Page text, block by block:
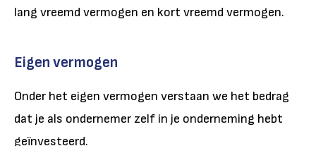
lang vreemd vermogen en kort vreemd vermogen.
Eigen vermogen
Onder het eigen vermogen verstaan we het bedrag
dat je als ondernemer zelf in je onderneming hebt
geïnvesteerd.